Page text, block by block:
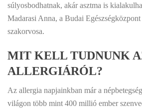
súlyosbodhatnak, akár asztma is
Madarasi Anna, a Budai
szakorvosa.
MIT KELL TUDNUNK
ALLERGIÁRÓL?
Az allergia napjainkban már a
világon több mint 400 millió ember